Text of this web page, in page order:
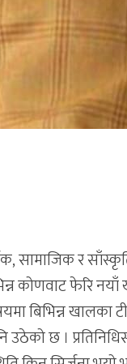
सामाजिक र
कोणवाट फेरि
बिभिन्न खालका
छ ।